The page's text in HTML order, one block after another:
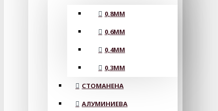
0,8MM
0,6MM
0,4MM
0,3MM
СТОМАНЕНА
АЛУМИНИЕВА